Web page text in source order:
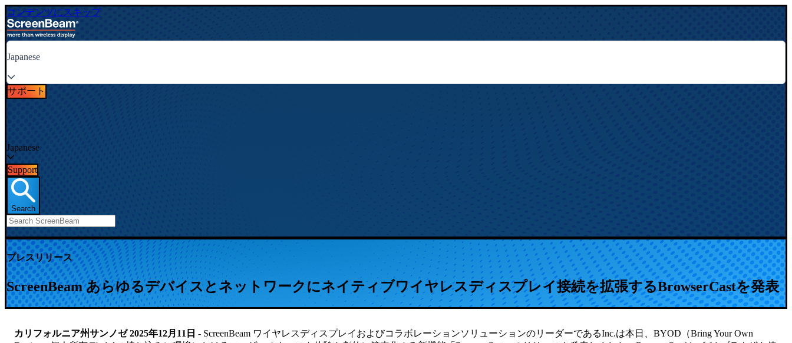
コンテンツにスキップ
Japanese
サポート
Japanese
Support
Search
プレスリリース
ScreenBeam あらゆるデバイスとネットワークにネイティブワイヤレスディスプレイ接続を拡張するBrowserCastを発表
カリフォルニア州サンノゼ 2025年12月11日 - ScreenBeam ワイヤレスディスプレイおよびコラボレーションソリューションのリーダーであるInc.は本日、BYOD（Bring Your Own